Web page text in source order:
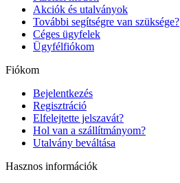
Akciók és utalványok
További segítségre van szüksége?
Céges ügyfelek
Ügyfélfiókom
Fiókom
Bejelentkezés
Regisztráció
Elfelejtette jelszavát?
Hol van a szállítmányom?
Utalvány beváltása
Hasznos információk